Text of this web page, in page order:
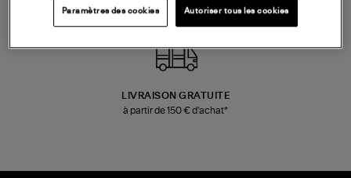
LIVRAISON GRATUITE
à partir de 150 € d'achat*
Paramètres des cookies Autoriser tous les cookies